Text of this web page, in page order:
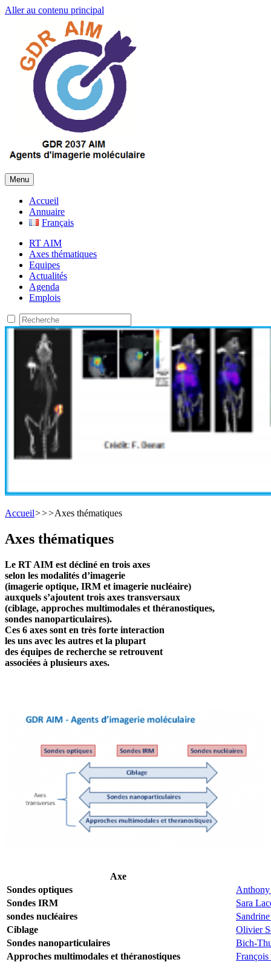
Aller au contenu principal
Menu
Accueil
Annuaire
Français
RT AIM
Axes thématiques
Equipes
Actualités
Agenda
Emplois
Accueil>>>Axes thématiques
Axes thématiques
Le RT AIM est décliné en trois axes
selon les modalités d’imagerie
(imagerie optique, IRM et imagerie nucléaire)
auxquels s’ajoutent trois axes transversaux
(ciblage, approches multimodales et théranostiques,
sondes nanoparticulaires).
Ces 6 axes sont en très forte interaction
les uns avec les autres et la plupart
des équipes de recherche se retrouvent
associées à plusieurs axes.
Axe
Sondes optiques
Sondes IRM
Sara
sondes nucléaires
Ciblage
Olivier
Sondes nanoparticulaires
Bich-
Approches multimodales et théranostiques